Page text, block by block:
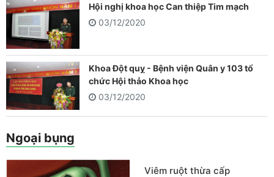
Hội nghị khoa học Can thiệp Tim mạch
03/12/2020
Khoa Đột quỵ - Bệnh viện Quân y 103 tổ
chức Hội thảo Khoa học
03/12/2020
Ngoại bụng
Viêm ruột thừa cấp